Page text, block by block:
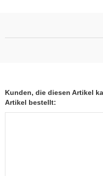
Kunden, die diesen Artikel
Artikel bestellt: